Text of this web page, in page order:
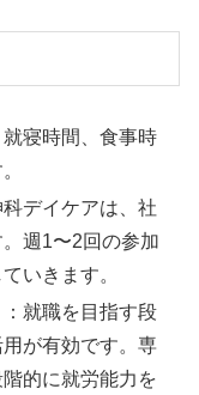
就寝時間、食事時
科デイケアは、社
週1〜2回の参加
いきます。
：就職を目指す段
が有効です。専
的に就労能力を